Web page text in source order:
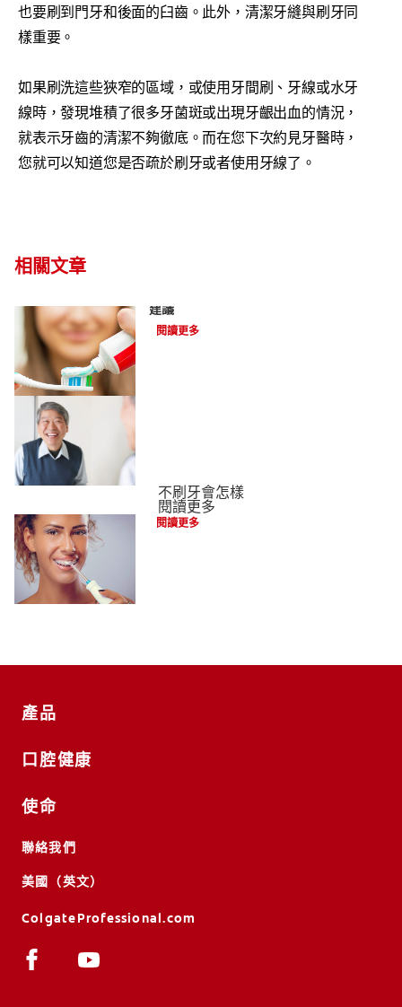
也要刷到門牙和後面的臼齒。此外，清潔牙縫與刷牙同
樣重要。
如果刷洗這些狹窄的區域，或使用牙間刷、牙線或水牙
線時，發現堆積了很多牙菌斑或出現牙齦出血的情況，
就表示牙齒的清潔不夠徹底。而在您下次約見牙醫時，
您就可以知道您是否疏於刷牙或者使用牙線了。
相關文章
建議
閱讀更多
不刷牙會怎樣
閱讀更多
牙線機能讓清理牙縫更方便嗎？
閱讀更多
產品
口腔健康
使命
聯絡我們
美國（英文）
ColgateProfessional.com